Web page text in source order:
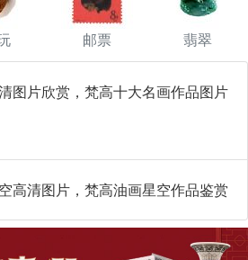
邮票 翡翠
图片欣赏，梵高十大名画作品图片
高清图片，梵高油画星空作品鉴赏